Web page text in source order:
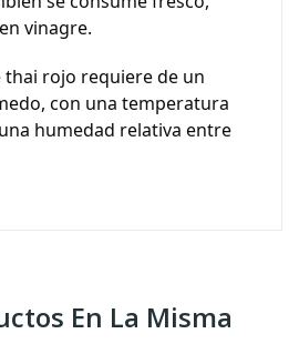
vinagre.
thai rojo requiere de un
con una temperatura
humedad relativa entre
En La Misma